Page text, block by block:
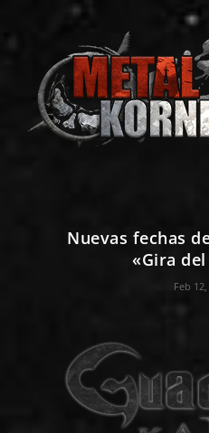
Nuevas fechas
«Gira
Feb